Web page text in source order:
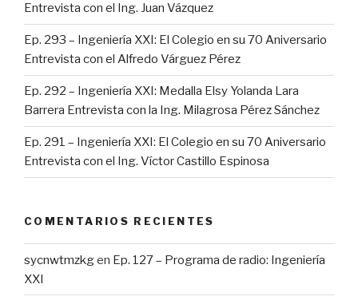
Entrevista con el Ing. Juan Vázquez
Ep. 293 – Ingeniería XXI: El Colegio en su 70 Aniversario
Entrevista con el Alfredo Várguez Pérez
Ep. 292 – Ingeniería XXI: Medalla Elsy Yolanda Lara
Barrera Entrevista con la Ing. Milagrosa Pérez Sánchez
Ep. 291 – Ingeniería XXI: El Colegio en su 70 Aniversario
Entrevista con el Ing. Víctor Castillo Espinosa
COMENTARIOS RECIENTES
sycnwtmzkgen Ep. 127 – Programa de radio: Ingeniería
XXI